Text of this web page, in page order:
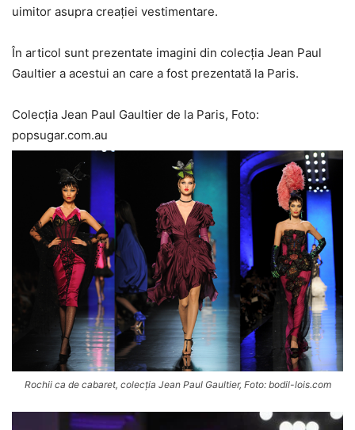
uimitor asupra creației vestimentare.
În articol sunt prezentate imagini din colecția Jean Paul
Gaultier a acestui an care a fost prezentată la Paris.
Colecția Jean Paul Gaultier de la Paris, Foto:
popsugar.com.au
Rochii ca de cabaret, colecția Jean Paul Gaultier, Foto: bodil-lois.com